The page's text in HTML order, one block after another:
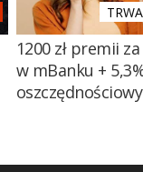
1200 zł premii
w mBanku +